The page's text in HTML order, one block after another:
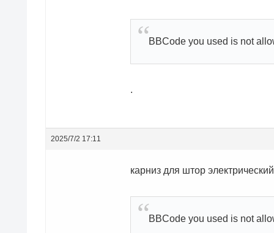
BBCode you used is not
.
2025/7/2 17:11
карниз для штор электрический
BBCode you used is not